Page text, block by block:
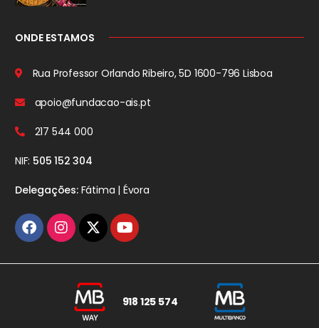
ONDE ESTAMOS
Rua Professor Orlando Ribeiro, 5D 1600-796 Lisboa
apoio@fundacao-ais.pt
217 544 000
NIF: 505 152 304
Delegações:Fátima | Évora
918 125 574